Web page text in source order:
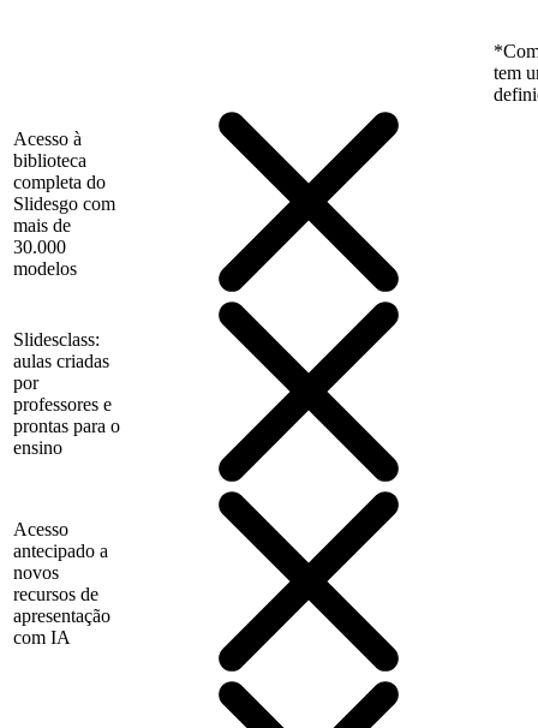
tem
Acesso à
biblioteca
completa do
Slidesgo com
mais de
30.000
modelos
Slidesclass:
aulas criadas
por
professores e
prontas para o
ensino
Acesso
antecipado a
novos
recursos de
apresentação
com IA